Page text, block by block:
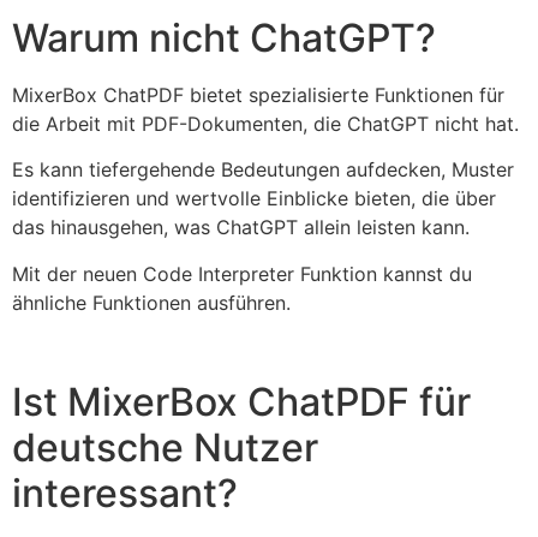
Warum nicht ChatGPT?
MixerBox ChatPDF bietet spezialisierte Funktionen für
die Arbeit mit PDF-Dokumenten, die ChatGPT nicht hat.
Es kann tiefergehende Bedeutungen aufdecken, Muster
identifizieren und wertvolle Einblicke bieten, die über
das hinausgehen, was ChatGPT allein leisten kann.
Mit der neuen Code Interpreter Funktion kannst du
ähnliche Funktionen ausführen.
Ist MixerBox ChatPDF für
deutsche Nutzer
interessant?